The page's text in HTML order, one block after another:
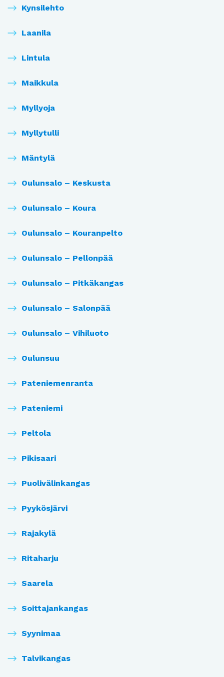
Kynsilehto
Laanila
Lintula
Maikkula
Myllyoja
Myllytulli
Mäntylä
Oulunsalo – Keskusta
Oulunsalo – Koura
Oulunsalo – Kouranpelto
Oulunsalo – Pellonpää
Oulunsalo – Pitkäkangas
Oulunsalo – Salonpää
Oulunsalo – Vihiluoto
Oulunsuu
Pateniemenranta
Pateniemi
Peltola
Pikisaari
Puolivälinkangas
Pyykösjärvi
Rajakylä
Ritaharju
Saarela
Soittajankangas
Syynimaa
Talvikangas